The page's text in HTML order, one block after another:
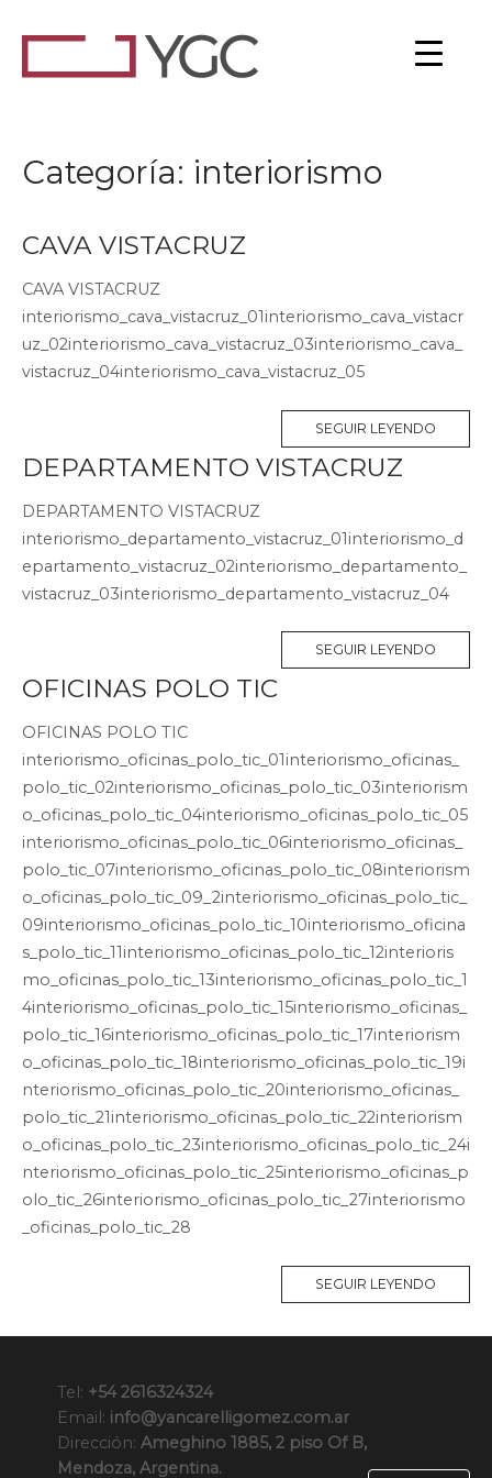
Inicio
Categoría: interiorismo
CAVA VISTACRUZ
CAVA VISTACRUZ
interiorismo_cava_vistacruz_01interiorismo_cava_vistacr
uz_02interiorismo_cava_vistacruz_03interiorismo_cava_
vistacruz_04interiorismo_cava_vistacruz_05
SEGUIR LEYENDO
DEPARTAMENTO VISTACRUZ
DEPARTAMENTO VISTACRUZ
interiorismo_departamento_vistacruz_01interiorismo_d
epartamento_vistacruz_02interiorismo_departamento_
vistacruz_03interiorismo_departamento_vistacruz_04
SEGUIR LEYENDO
OFICINAS POLO TIC
OFICINAS POLO TIC
interiorismo_oficinas_polo_tic_01interiorismo_oficinas_
polo_tic_02interiorismo_oficinas_polo_tic_03interiorism
o_oficinas_polo_tic_04interiorismo_oficinas_polo_tic_05
interiorismo_oficinas_polo_tic_06interiorismo_oficinas_
polo_tic_07interiorismo_oficinas_polo_tic_08interiorism
o_oficinas_polo_tic_09_2interiorismo_oficinas_polo_tic_
09interiorismo_oficinas_polo_tic_10interiorismo_oficina
s_polo_tic_11interiorismo_oficinas_polo_tic_12interioris
mo_oficinas_polo_tic_13interiorismo_oficinas_polo_tic_1
4interiorismo_oficinas_polo_tic_15interiorismo_oficinas_
polo_tic_16interiorismo_oficinas_polo_tic_17interiorism
o_oficinas_polo_tic_18interiorismo_oficinas_polo_tic_19i
nteriorismo_oficinas_polo_tic_20interiorismo_oficinas_
polo_tic_21interiorismo_oficinas_polo_tic_22interiorism
o_oficinas_polo_tic_23interiorismo_oficinas_polo_tic_24i
nteriorismo_oficinas_polo_tic_25interiorismo_oficinas_p
olo_tic_26interiorismo_oficinas_polo_tic_27interiorismo
_oficinas_polo_tic_28
SEGUIR LEYENDO
Tel: +54 2616324324
Email: info@yancarelligomez.com.ar
Dirección: Ameghino 1885, 2 piso Of B,
Mendoza, Argentina.